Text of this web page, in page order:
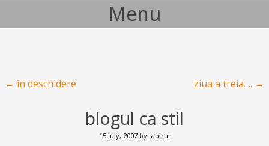
Menu
Post navigation
← în deschidere ziua a treia…. →
blogul ca stil
15 July, 2007 by tapirul